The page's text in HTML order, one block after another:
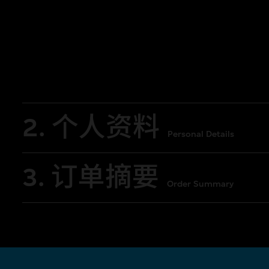
2. 个人资料 Personal Details
3. 订单摘要 Order Summary